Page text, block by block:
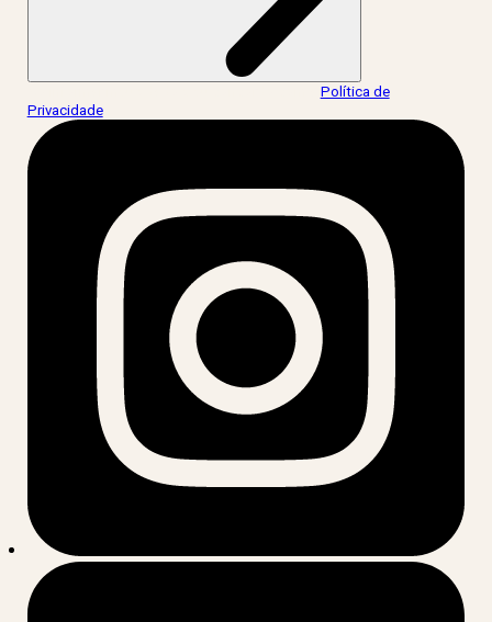
Política de
Privacidade.